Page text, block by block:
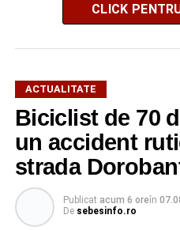
CLICK
ACTUALITATE
Biciclist de 70
un accident
strada
Publicat acum 6 oreîn
De sebesinfo.ro